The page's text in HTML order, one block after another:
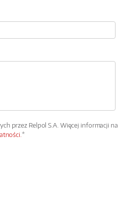
przez Relpol S.A. Więcej informacji na
*